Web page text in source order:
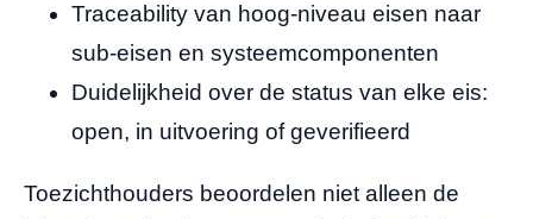
Traceability van hoog-niveau eisen naar
sub-eisen en systeemcomponenten
Duidelijkheid over de status van elke eis:
open, in uitvoering of geverifieerd
Toezichthouders beoordelen niet alleen de